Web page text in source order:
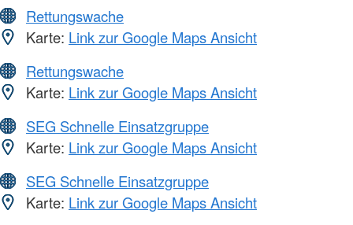
Rettungswache
Karte: Link zur Google Maps Ansicht
Rettungswache
Karte: Link zur Google Maps Ansicht
SEG Schnelle Einsatzgruppe
Karte: Link zur Google Maps Ansicht
SEG Schnelle Einsatzgruppe
Karte: Link zur Google Maps Ansicht